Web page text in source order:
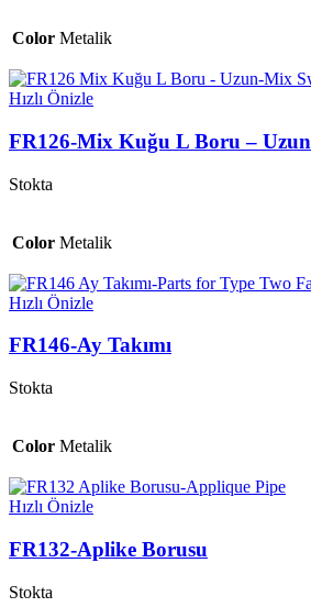
Color Metalik
Hızlı Önizle
FR126-Mix Kuğu L Boru – Uzun
Stokta
Color Metalik
Hızlı Önizle
FR146-Ay Takımı
Stokta
Color Metalik
Hızlı Önizle
FR132-Aplike Borusu
Stokta